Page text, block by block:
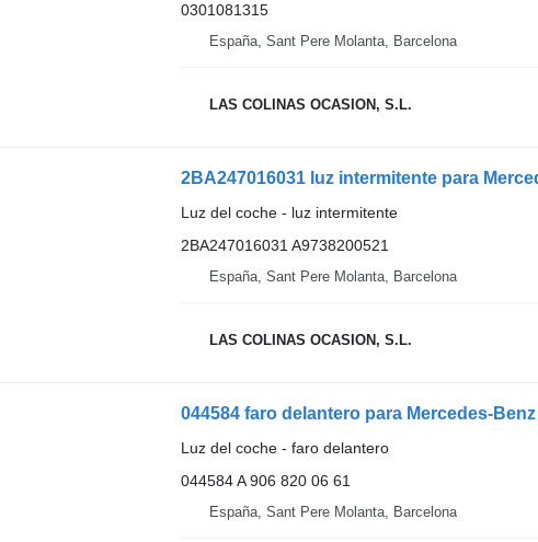
0301081315
España, Sant Pere Molanta, Barcelona
LAS COLINAS OCASION, S.L.
Luz del coche - luz intermitente
2BA247016031 A9738200521
España, Sant Pere Molanta, Barcelona
LAS COLINAS OCASION, S.L.
044584 faro delantero para Mercedes-
Luz del coche - faro delantero
044584 A 906 820 06 61
España, Sant Pere Molanta, Barcelona